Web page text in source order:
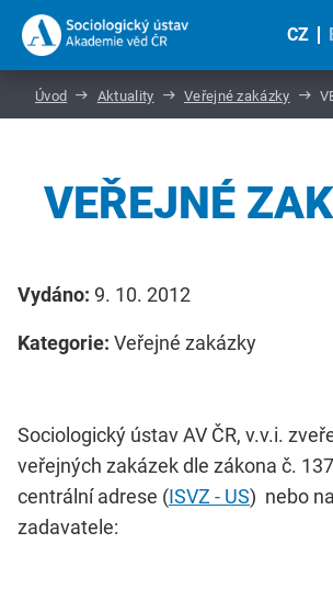
CZ
Úvod Aktuality Veřejné zakázky
VEŘEJNÉ
Vydáno: 9. 10. 2012
Kategorie: Veřejné zakázky
Sociologický ústav AV ČR, v.v.i.
veřejných zakázek dle zákona č.
centrální adrese (ISVZ - US) nebo
zadavatele: